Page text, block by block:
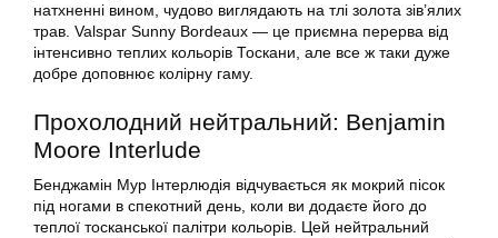
натхненні вином, чудово виглядають на тлі золота зів’ялих
трав. Valspar Sunny Bordeaux — це приємна перерва від
інтенсивно теплих кольорів Тоскани, але все ж таки дуже
добре доповнює колірну гаму.
Прохолодний нейтральний: Benjamin
Moore Interlude
Бенджамін Мур Інтерлюдія відчувається як мокрий пісок
під ногами в спекотний день, коли ви додаєте його до
теплої тосканської палітри кольорів. Цей нейтральний